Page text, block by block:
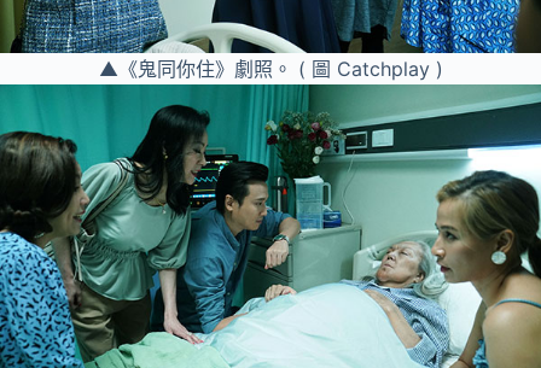
▲《鬼同你住》劇照。 ( 圖 Catchplay )